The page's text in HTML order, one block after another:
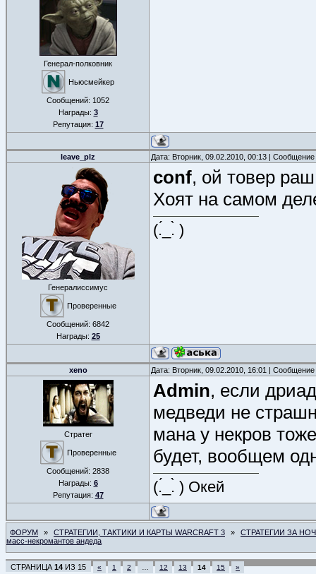
Генерал-полковник
Ньюсмейкер
Сообщений: 1052
Награды: 3
Репутация: 17
leave_plz Дата: Вторник, 09.02.2010, 00:13 |
Генералиссимус
Проверенные
Сообщений: 6842
Награды: 25
conf, ой товер
Хоят на самом
(.́_.̀ )
xeno Дата: Вторник, 09.02.2010, 16:01 |
Стратег
Проверенные
Сообщений: 2838
Награды: 6
Репутация: 47
Admin, если
медведи не
мана у некров
будет, вообщем
(.́_.̀ ) Окей
ФОРУМ » СТРАТЕГИИ, ТАКТИКИ И КАРТЫ WARCRAFT 3 »
СТРАТЕГИИ ЗА
масс-некромантов андеда
СТРАНИЦА 14 ИЗ 15 « 1 2 12 13 14 15 »